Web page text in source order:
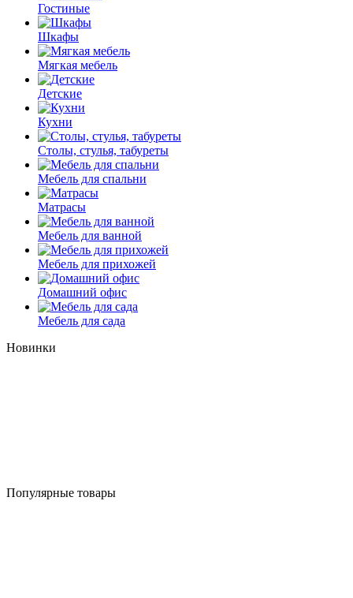
Гостиные
Шкафы
Мягкая мебель
Детские
Кухни
Столы, стулья, табуреты
Мебель для спальни
Матрасы
Мебель для ванной
Мебель для прихожей
Домашний офис
Мебель для сада
Новинки
Популярные товары